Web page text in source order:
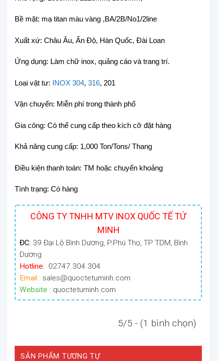
Bề mặt: mạ titan màu vàng ,BA/2B/No1/2line
Xuất xứ: Châu Âu, Ấn Độ, Hàn Quốc, Đài Loan
Ứng dụng: Làm chữ inox, quảng cáo và trang trí.
Loại vật tư: INOX 304, 316, 201
Vận chuyển: Miễn phí trong thành phố
Gia công: Có thể cung cấp theo kích cỡ đặt hàng
Khả năng cung cấp: 1,000 Ton/Tons/ Thang
Điều kiện thanh toán: TM hoặc chuyển khoảng
Tình trạng: Có hàng
CÔNG TY TNHH MTV INOX QUỐC TẾ TỨ
MINH
ĐC: 39 Đại Lộ Bình Dương, P.Phú Thọ, TP TDM, Bình
Dương
Hotline: 02747.304.304
Email : sales@quoctetuminh.com
Website : quoctetuminh.com
5/5 - (1 bình chọn)
SẢN PHẨM TƯƠNG TỰ